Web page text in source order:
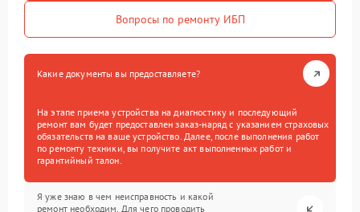
Вопросы по ремонту ИБП
Какие документы вы предоставляете?
На этапе приема устройства на диагностику и последующий
ремонт вам будет предоставлен заказ-наряд с указанием страховых
обязательств на ваше устройство. Далее, после выполнения работ
по ремонту техники, вы получите акт выполненных работ и
гарантийный талон.
Я уже знаю в чем неисправность и какой
ремонт необходим. Для чего проводить